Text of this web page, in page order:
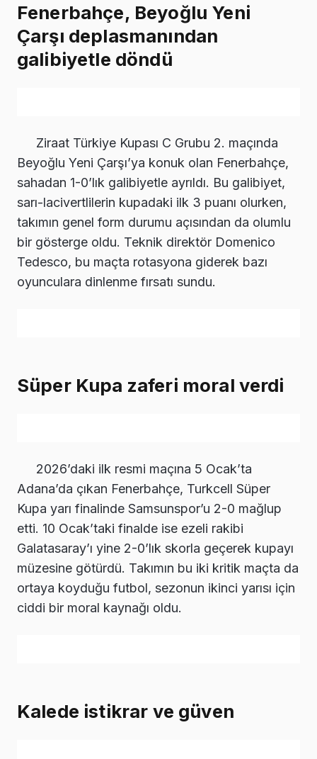
Fenerbahçe, Beyoğlu Yeni
Çarşı deplasmanından
galibiyetle döndü
Ziraat Türkiye Kupası C Grubu 2. maçında
Beyoğlu Yeni Çarşı’ya konuk olan Fenerbahçe,
sahadan 1-0’lık galibiyetle ayrıldı. Bu galibiyet,
sarı-lacivertlilerin kupadaki ilk 3 puanı olurken,
takımın genel form durumu açısından da olumlu
bir gösterge oldu. Teknik direktör Domenico
Tedesco, bu maçta rotasyona giderek bazı
oyunculara dinlenme fırsatı sundu.
Süper Kupa zaferi moral verdi
2026’daki ilk resmi maçına 5 Ocak’ta
Adana’da çıkan Fenerbahçe, Turkcell Süper
Kupa yarı finalinde Samsunspor’u 2-0 mağlup
etti. 10 Ocak’taki finalde ise ezeli rakibi
Galatasaray’ı yine 2-0’lık skorla geçerek kupayı
müzesine götürdü. Takımın bu iki kritik maçta da
ortaya koyduğu futbol, sezonun ikinci yarısı için
ciddi bir moral kaynağı oldu.
Kalede istikrar ve güven